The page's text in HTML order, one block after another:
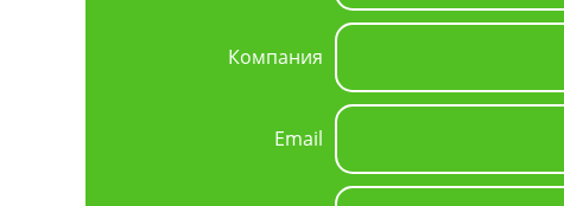
Компания
Email